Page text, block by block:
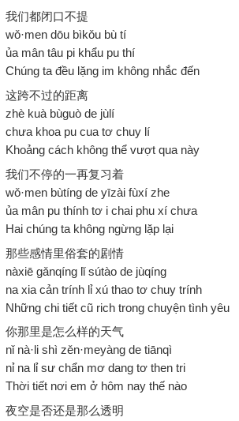
我们都闭口不提
wǒ·men dōu bìkǒu bù tí
ủa mân tâu pi khẩu pu thí
Chúng ta đều lặng im không nhắc đến
这跨不过的距离
zhè kuà bùguò de jùlí
chưa khoa pu cua tơ chuy lí
Khoảng cách không thể vượt qua này
我们不停的一再复习着
wǒ·men bùtíng de yīzài fùxí zhe
ủa mân pu thính tơ i chai phu xí chưa
Hai chúng ta không ngừng lặp lại
那些感情里俗套的剧情
nàxiē gǎnqíng lǐ sútào de jùqíng
na xia cản trính lỉ xú thao tơ chuy trính
Những chi tiết cũ rich trong chuyện tình yêu
你那里是怎么样的天气
nǐ nà·li shì zěn·meyàng de tiānqì
nỉ na lỉ sư chẩn mơ dang tơ then tri
Thời tiết nơi em ở hôm nay thế nào
夜空是否还是那么透明